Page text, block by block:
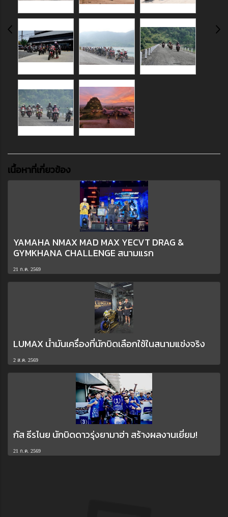
เนื้อหาที่เกี่ยวข้อง
YAMAHA NMAX MAD MAX YECVT DRAG &
GYMKHANA CHALLENGE สนามแรก
21 ก.ค. 2569
LUMAX น้ำมันเครื่องที่นักบิดเลือกใช้ในสนามแข่งจริง
2 ส.ค. 2569
กัส ธีรไนย นักบิดดาวรุ่งยามาฮ่า สร้างผลงานเยี่ยม!
21 ก.ค. 2569